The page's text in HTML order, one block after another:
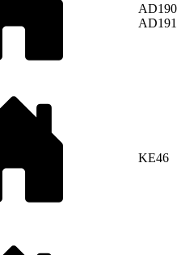
AD191
KE46